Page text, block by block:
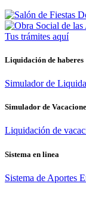
Tus trámites aquí
Liquidación de haberes
Simulador de
Simulador de
Liquidación de
Sistema en linea
Sistema de Aportes